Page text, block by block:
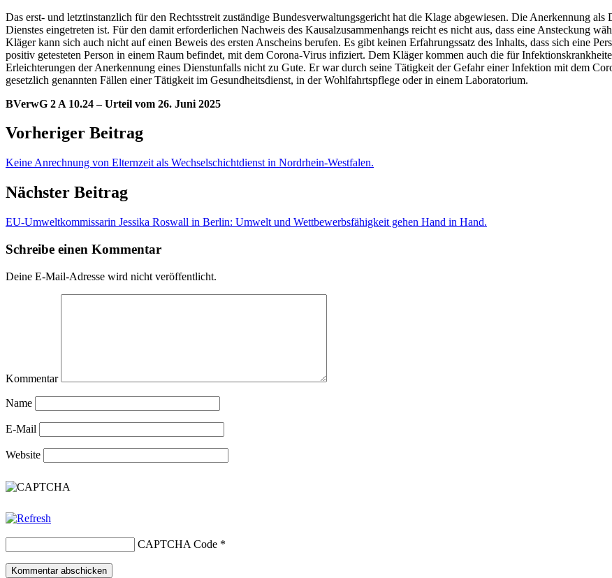
Das erst- und letztinstanzlich für den Rechtsstreit zuständige Bundesverwaltungsgericht hat die Klage abgewiesen. Die Anerkennung
Dienstes eingetreten ist. Für den damit erforderlichen Nachweis des Kausalzusammenhangs reicht es nicht aus, dass eine Ansteckung
Kläger kann sich auch nicht auf einen Beweis des ersten Anscheins berufen. Es gibt keinen Erfahrungssatz des Inhalts, dass sich eine
positiv getesteten Person in einem Raum befindet, mit dem Corona-Virus infiziert. Dem Kläger kommen auch die für
Erleichterungen der Anerkennung eines Dienstunfalls nicht zu Gute. Er war durch seine Tätigkeit der Gefahr einer Infektion mit dem
gesetzlich genannten Fällen einer Tätigkeit im Gesundheitsdienst, in der Wohlfahrtspflege oder in einem Laboratorium.
BVerwG 2 A 10.24 – Urteil vom 26. Juni 2025
Vorheriger Beitrag
Keine Anrechnung von Elternzeit als Wechselschichtdienst in Nordrhein-Westfalen.
Nächster Beitrag
EU-Umweltkommissarin Jessika Roswall in Berlin: Umwelt und Wettbewerbsfähigkeit gehen Hand in Hand.
Schreibe einen Kommentar
Deine E-Mail-Adresse wird nicht veröffentlicht.
Kommentar
Name
E-Mail
Website
CAPTCHA Code *